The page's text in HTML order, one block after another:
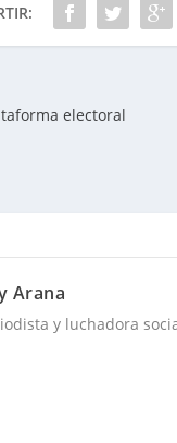
electoral
Arana
y luchadora